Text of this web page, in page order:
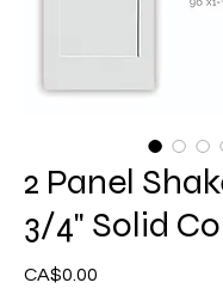
2 Panel
3/4" Solid
CA$0.00